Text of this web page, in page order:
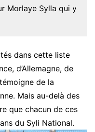
Morlaye Sylla qui y
dans cette liste
d’Allemagne, de
de la
Mais au-delà des
que chacun de ces
du Syli National.